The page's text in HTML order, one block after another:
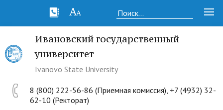
Ивановский государственный
университет
Ivanovo State University
8 (800) 222-56-86 (Приемная комиссия), +7 (4932) 32-
62-10 (Ректорат)